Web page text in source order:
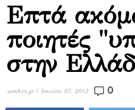
Επτά
ποιητές
στην
antikry.gr | Ιουνίου 07, 2012 0